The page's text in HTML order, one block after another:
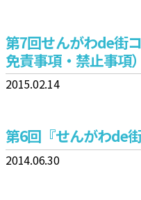
第7回せんがわde街
免責事項・禁止事項）
2015.02.14
第6回『せんがわde
2014.06.30